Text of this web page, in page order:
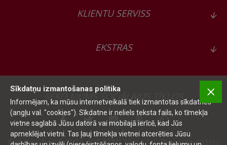
KLIENTU SERVISS
EKSTRAS
SEKO MUMS SOCIĀLAJOS TĪKLOS
Autortiesības © 2026, SIA ATAR, Visas tiesības aizsargātas
Sīkdatņu izmantošanas politika
Informējam, ka mūsu internetveikalā tiek izmantotas sīkdatnes
(angļu val. "cookies"). Sīkdatne ir neliels teksta fails, ko tīmekļa
vietne saglabā Jūsu datorā vai mobilajā ierīcē, kad Jūs
apmeklējat vietni. Tas ļauj tīmekļa vietnei atcerēties Jūsu